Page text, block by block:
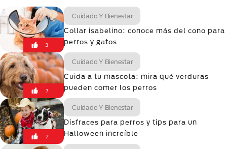
3
Cuidado Y Bienestar
Collar isabelino: conoce más del cono para
perros y gatos
7
Cuidado Y Bienestar
Cuida a tu mascota: mira qué verduras
pueden comer los perros
2
Cuidado Y Bienestar
Disfraces para perros y tips para un
Halloween increíble